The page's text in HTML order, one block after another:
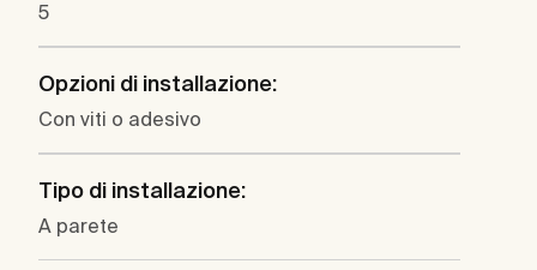
5
Opzioni di installazione:
Con viti o adesivo
Tipo di installazione:
A parete